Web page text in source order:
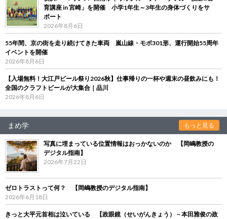
育講座 in 宮崎」を開催 小学1年生～3年生の身体づくりをサ
ポート
2026年8月6日
55年間、京の街を走り続けてきた車両 嵐山線・モボ301形、運行開始55周年
イベントを開催
2026年8月6日
【入場無料！大江戸ビール祭り2026秋】仕事帰りの一杯や週末の昼飲みにも！
全国のクラフトビールが大集合｜品川
2026年8月6日
まめ学 もっと見る
写真に埋まっている位置情報はおっかないのか 【岡嶋教授の
デジタル指南】
2026年7月22日
ゼロトラストって何？ 【岡嶋教授のデジタル指南】
2026年6月18日
きっと大平元首相は泣いている 【政眼鏡（せいがんきょう）－本田雅俊の政